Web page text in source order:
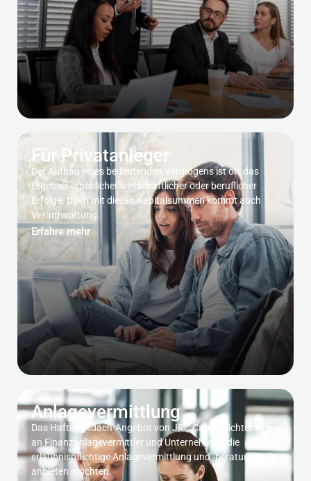
Für Privatanleger
Der Aufbau eines bedeutenden Vermögens ist oft das
Ergebnis erheblicher wirtschaftlicher oder beruflicher
Erfolge. Doch mit diesen Kapitalsummen kommt auch
Verantwortung.
Erfahre mehr
Anlagevermittlung
Das Haftungsdach-Angebot von JRC Capital richtet sich
an Finanzanlagevermittler und Unternehmen, die
erlaubnispflichtige Anlagevermittlung und -beratung
anbieten möchten.